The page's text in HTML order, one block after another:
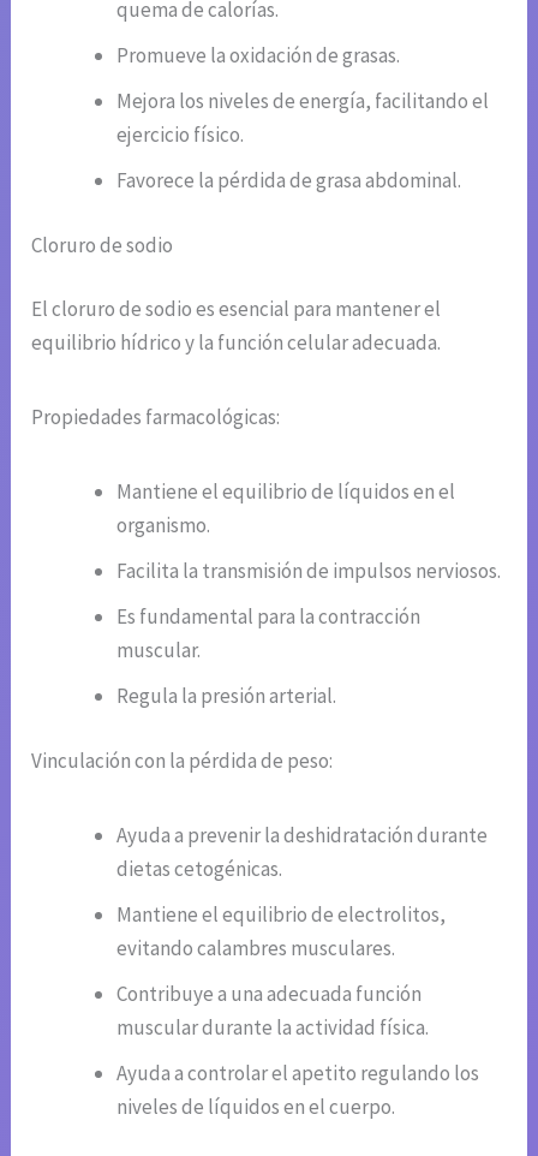
quema de calorías.
Promueve la oxidación de grasas.
Mejora los niveles de energía, facilitando el
ejercicio físico.
Favorece la pérdida de grasa abdominal.
Cloruro de sodio
El cloruro de sodio es esencial para mantener el
equilibrio hídrico y la función celular adecuada.
Propiedades farmacológicas:
Mantiene el equilibrio de líquidos en el
organismo.
Facilita la transmisión de impulsos nerviosos.
Es fundamental para la contracción
muscular.
Regula la presión arterial.
Vinculación con la pérdida de peso:
Ayuda a prevenir la deshidratación durante
dietas cetogénicas.
Mantiene el equilibrio de electrolitos,
evitando calambres musculares.
Contribuye a una adecuada función
muscular durante la actividad física.
Ayuda a controlar el apetito regulando los
niveles de líquidos en el cuerpo.